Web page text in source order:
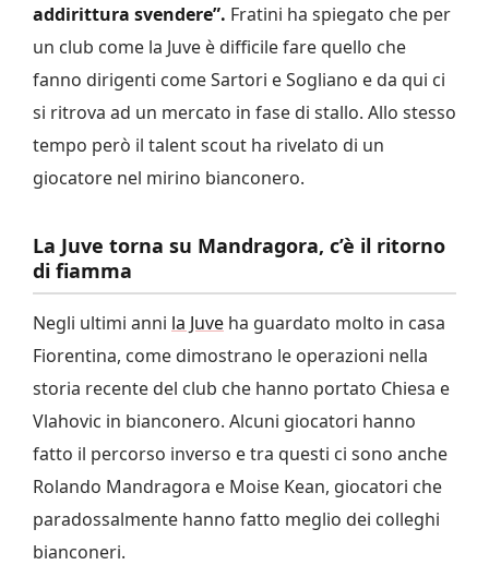
addirittura svendere”. Fratini ha spiegato che per
un club come la Juve è difficile fare quello che
fanno dirigenti come Sartori e Sogliano e da qui ci
si ritrova ad un mercato in fase di stallo. Allo stesso
tempo però il talent scout ha rivelato di un
giocatore nel mirino bianconero.
La Juve torna su Mandragora, c’è il ritorno
di fiamma
Negli ultimi anni la Juve ha guardato molto in casa
Fiorentina, come dimostrano le operazioni nella
storia recente del club che hanno portato Chiesa e
Vlahovic in bianconero. Alcuni giocatori hanno
fatto il percorso inverso e tra questi ci sono anche
Rolando Mandragora e Moise Kean, giocatori che
paradossalmente hanno fatto meglio dei colleghi
bianconeri.